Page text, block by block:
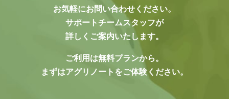
お気軽にお問い合わせください。
サポートチームスタッフが
詳しくご案内いたします。
ご利用は無料プランから。
まずはアグリノートをご体験ください。